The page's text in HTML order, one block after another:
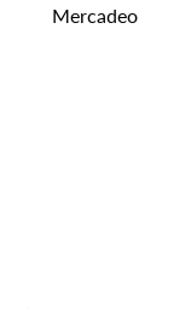
Mercadeo